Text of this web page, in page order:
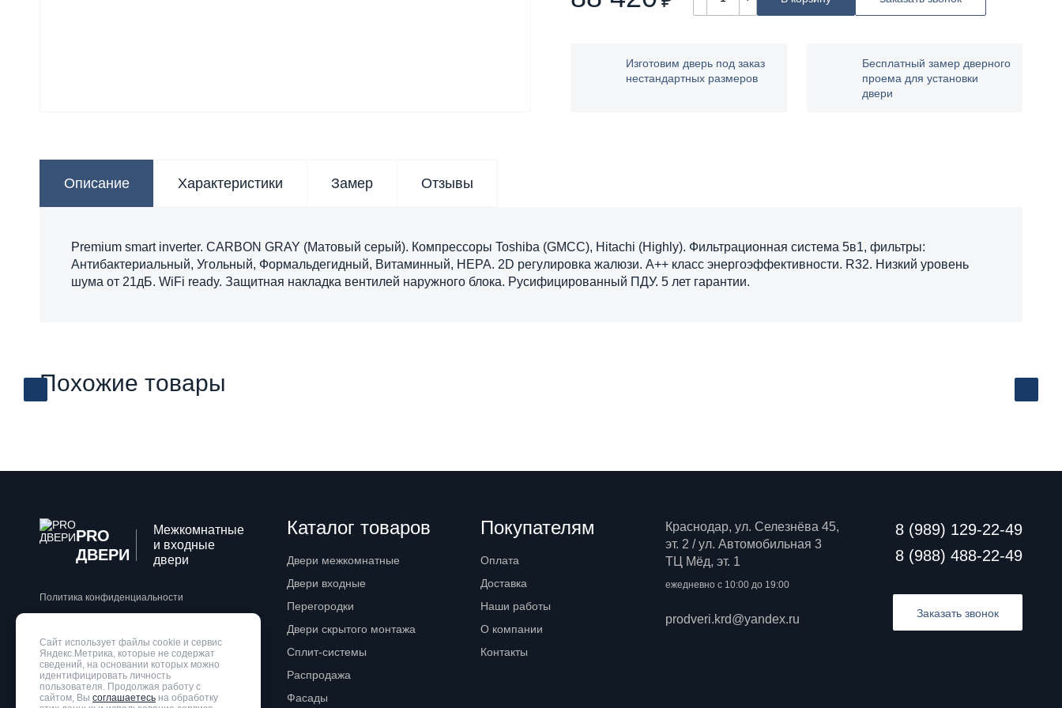
Изготовим дверь под заказ
нестандартных размеров
Бесплатный замер дверного
проема для установки
двери
Описание Характеристики Замер Отзывы
Premium smart inverter. CARBON GRAY (Матовый серый). Компрессоры Toshiba (GMCC), Hitachi (Highly). Фильтрационная система 5в1, фильтры:
Антибактериальный, Угольный, Формальдегидный, Витаминный, HEPA. 2D регулировка жалюзи. A++ класс энергоэффективности. R32. Низкий уровень
шума от 21дБ. WiFi ready. Защитная накладка вентилей наружного блока. Русифицированный ПДУ. 5 лет гарантии.
Похожие товары
PRO
ДВЕРИ
Межкомнатные
и входные
двери
Политика конфиденциальности
Каталог товаров
Двери межкомнатные
Двери входные
Перегородки
Двери скрытого монтажа
Сплит-системы
Распродажа
Фасады
Покупателям
Оплата
Доставка
Наши работы
О компании
Контакты
Краснодар, ул. Селезнёва 45,
эт. 2 / ул. Автомобильная 3
ТЦ Мёд, эт. 1
ежедневно с 10:00 до 19:00
prodveri.krd@yandex.ru
8 (989) 129-22-49
8 (988) 488-22-49
Заказать звонок
Сайт использует файлы cookie и сервис
Яндекс.Метрика, которые не содержат
сведений, на основании которых можно
идентифицировать личность
пользователя. Продолжая работу с
сайтом, Вы соглашаетесь на обработку